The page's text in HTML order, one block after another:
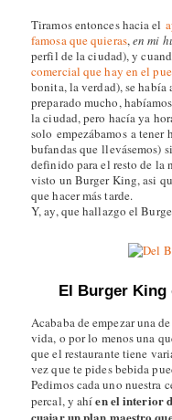
Tiramos entonces hacia el
famosa que quieras,en mi
perfil de la ciudad), y
comercial que hay en el
bonita, la verdad), se había
preparado mucho,
la ciudad, pero hacía ya
solo empezábamos a tener
bufandas que llevásemos)
definido para el resto de la
visto un Burger King, asi
que hacer más tarde.
Y, ay, que hallazgo el
El Burger King
Acababa de empezar una
vida, o por lo menos una
que el restaurante tiene
vez que te pides bebida
Pedimos cada uno nuestra
percal, y ahíen el interior